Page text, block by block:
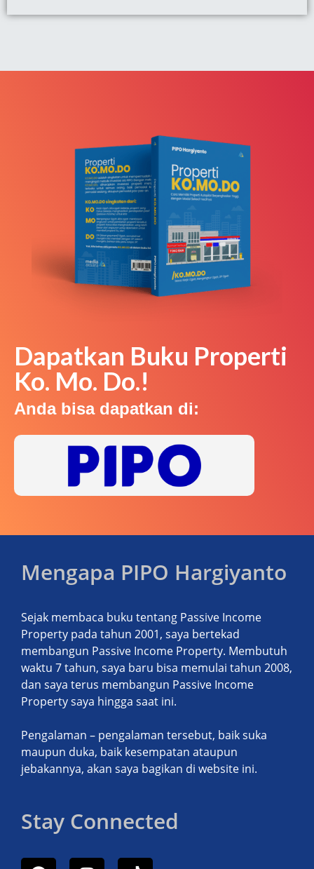
Dapatkan Buku Properti
Ko. Mo. Do.!
Anda bisa dapatkan di:
Mengapa PIPO Hargiyanto
Sejak membaca buku tentang Passive Income
Property pada tahun 2001, saya bertekad
membangun Passive Income Property. Membutuh
waktu 7 tahun, saya baru bisa memulai tahun 2008,
dan saya terus membangun Passive Income
Property saya hingga saat ini.
Pengalaman – pengalaman tersebut, baik suka
maupun duka, baik kesempatan ataupun
jebakannya, akan saya bagikan di website ini.
Stay Connected